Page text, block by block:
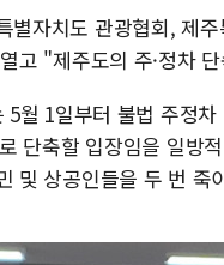
별자치도 관광협회, 제
고 "제주도의 주·정차
월 1일부터 불법 주정
단축할 입장임을 일방
및 상공인들을 두 번 죽